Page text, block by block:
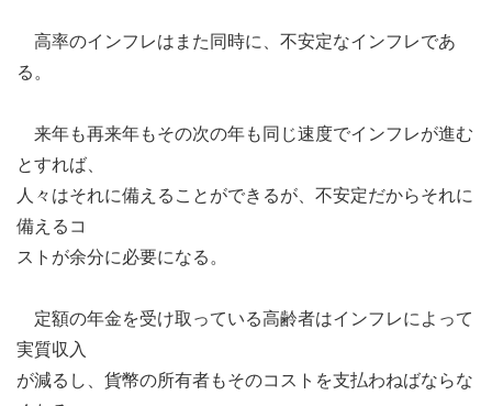
高率のインフレはまた同時に、不安定なインフレであ
る。
来年も再来年もその次の年も同じ速度でインフレが進む
とすれば、
人々はそれに備えることができるが、不安定だからそれに
備えるコ
ストが余分に必要になる。
定額の年金を受け取っている高齢者はインフレによって
実質収入
が減るし、貨幣の所有者もそのコストを支払わねばならな